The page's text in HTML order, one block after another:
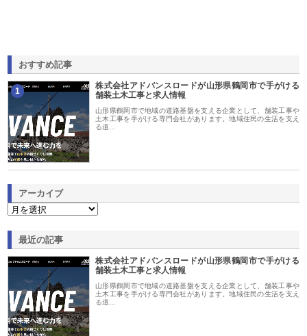
おすすめ記事
1
株式会社アドバンスロードが山形県鶴岡市で手がける
舗装土木工事と求人情報
山形県鶴岡市で地域の道路基盤を支える企業として、舗装工事や
土木工事を手がける専門会社があります。地域住民の生活を支え
る道…
アーカイブ
最近の記事
株式会社アドバンスロードが山形県鶴岡市で手がける
舗装土木工事と求人情報
山形県鶴岡市で地域の道路基盤を支える企業として、舗装工事や
土木工事を手がける専門会社があります。地域住民の生活を支え
る道…